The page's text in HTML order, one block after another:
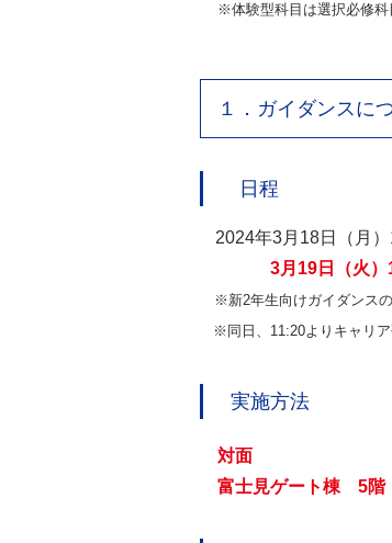
※体験型科目は選択必修科
１．ガイダンスに
日程
2024年3月18日（月
3月19日（火
※新2年生向けガイダンス
※同日、11:20よりキャリア
実施方法
対面
富士見ゲート棟 5